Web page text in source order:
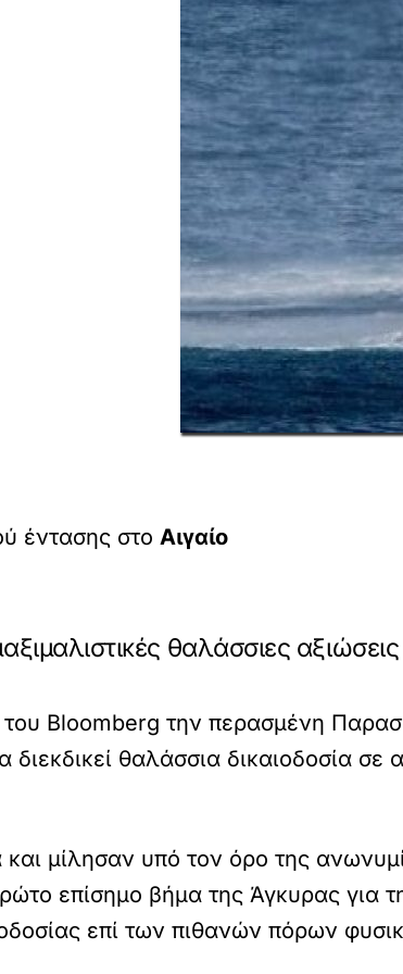
έντασης στο Αιγαίο
θαλάσσιες αξιώσεις
Bloomberg την περασμένη
θαλάσσια δικαιοδοσία σε
μίλησαν υπό τον όρο της
επίσημο βήμα της Άγκυρας για
επί των πιθανών πόρων